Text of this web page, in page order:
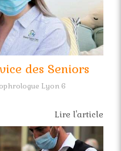
des Seniors
Lyon 6
Lire l'article